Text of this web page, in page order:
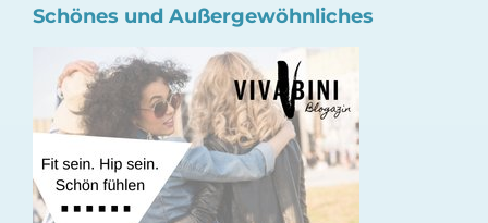
Schönes und Außergewöhnliches